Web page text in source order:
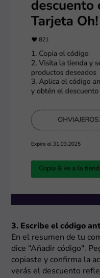
3. Escribe el código
En el resumen de tu
dice “Añadir código".
copiaste y confirma la
verás el descuento